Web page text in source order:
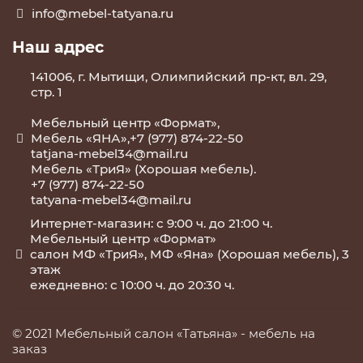
info@mebel-tatyana.ru
Наш адрес
141006, г. Мытищи, Олимпийский пр-кт, вл. 29,
стр. 1
Мебельный центр «Формат»,
Мебель «ЯНА»,+7 (977) 874-22-50
tatjana-mebel34@mail.ru
Мебель «ТриЯ» (Хорошая мебель).
+7 (977) 874-22-50
tatyana-mebel34@mail.ru
Интернет-магазин: с 9:00 ч. до 21:00 ч.
Мебельный центр «Формат»
салон МФ «ТриЯ», МФ «Яна» (Хорошая мебель), 3
этаж
ежедневно: с 10:00 ч. до 20:30 ч.
© 2021 Мебельный салон «Татьяна» - мебель на
заказ